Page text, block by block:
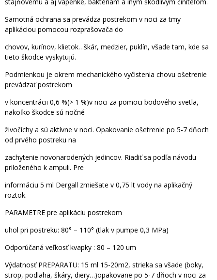
Samotná ochrana sa prevádza postrekom v noci za tmy
aplikáciou pomocou rozprašovača do
chovov, kurínov, klietok…škár, medzier, puklín, všade tam, kde sa
tieto škodce vyskytujú.
Podmienkou je okrem mechanického vyčistenia chovu ošetrenie
prevádzať postrekom
v koncentrácii 0,6 %(> 1 %)v noci za pomoci bodového svetla,
nakoľko škodce sú nočné
živočíchy a sú aktívne v noci. Opakovanie ošetrenie po 5-7 dňoch
od prvého postreku na
zachytenie novonarodených jedincov. Riadiť sa podľa návodu
priloženého k ampuli. Pre
informáciu 5 ml Dergall zmiešate v 0,75 lt vody na aplikačný
roztok.
PARAMETRE pre aplikáciu postrekom
uhol pri postreku: 80° – 110° (tlak v pumpe 0,3 MPa)
Odporúčaná veľkosť kvapky : 80 – 120 um
Výdatnosť PREPARATU: 15 ml 15-20m2, strieka sa všade (boky,
strop, podlaha, škáry, diery…)opakovane po 5-7 dňoch v noci za